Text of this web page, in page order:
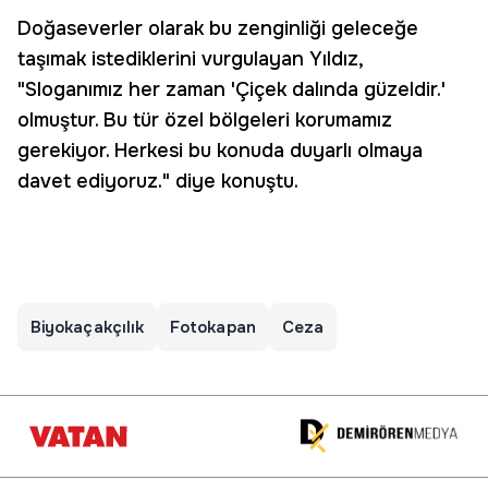
Doğaseverler olarak bu zenginliği geleceğe
taşımak istediklerini vurgulayan Yıldız,
"Sloganımız her zaman 'Çiçek dalında güzeldir.'
olmuştur. Bu tür özel bölgeleri korumamız
gerekiyor. Herkesi bu konuda duyarlı olmaya
davet ediyoruz." diye konuştu.
Biyokaçakçılık Fotokapan Ceza